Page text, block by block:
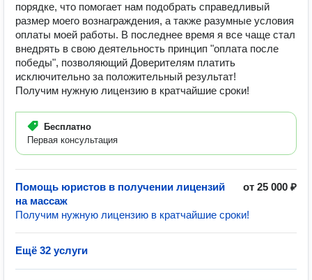
порядке, что помогает нам подобрать справедливый
размер моего вознаграждения, а также разумные условия
оплаты моей работы. В последнее время я все чаще стал
внедрять в свою деятельность принцип "оплата после
победы", позволяющий Доверителям платить
исключительно за положительный результат!
Получим нужную лицензию в кратчайшие сроки!
Бесплатно
Первая консультация
Помощь юристов в получении лицензий
на массаж
от 25 000 ₽
Получим нужную лицензию в кратчайшие сроки!
Ещё 32 услуги